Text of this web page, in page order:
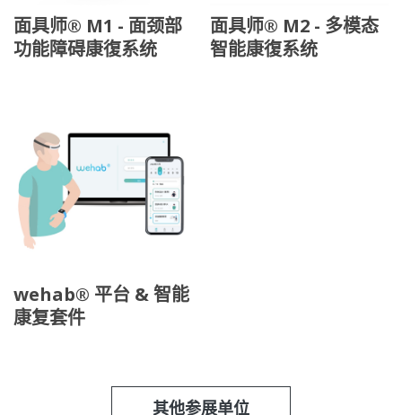
面具师® M1 - 面颈部
功能障碍康復系统
面具师® M2 - 多模态
智能康復系统
wehab® 平台 & 智能
康复套件
其他参展单位